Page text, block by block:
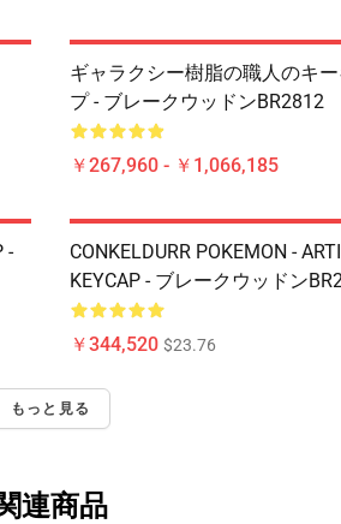
ギャラクシー樹脂の職人のキ
プ - ブレークウッドンBR2812
￥267,960 - ￥1,066,185
-
CONKELDURR POKEMON -
KEYCAP - ブレークウッドン
￥344,520 $23.76
もっと見る
連商品